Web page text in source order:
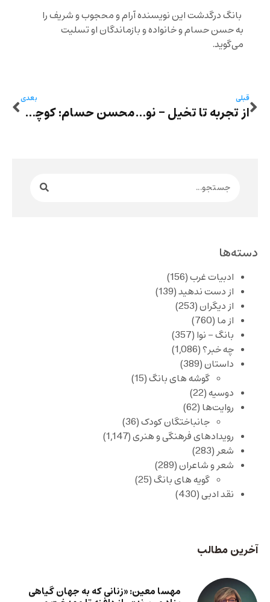
بانگ درگدشت این نویسنده آرام و محجوب و شریف را
به حسن حسام و خانواده و بازماندگان او تسلیت
می‌گوید.
قبلی
از تجربه تا تخیل – نوشین وحیدی: «فرود»
بعدی
محسن حسام: كوچۀ شامپيونه
دسته‌ها
ادبیات غرب(156)
از دست ندهید(139)
از دیگران(253)
از ما (760)
بانگ – نوا (357)
چه خبر؟(1,086)
داستان(389)
گوشه های بانگ(15)
دوسیه(22)
روایت‌ها (62)
جانباختگان کودک(36)
رویدادهای فرهنگی و هنری(1,147)
شعر (283)
شعر و شاعران(289)
گویه های بانگ(25)
نقد ادبی(430)
آخرین مطالب
مهسا معین: «زنانی که به جهان گیاهی